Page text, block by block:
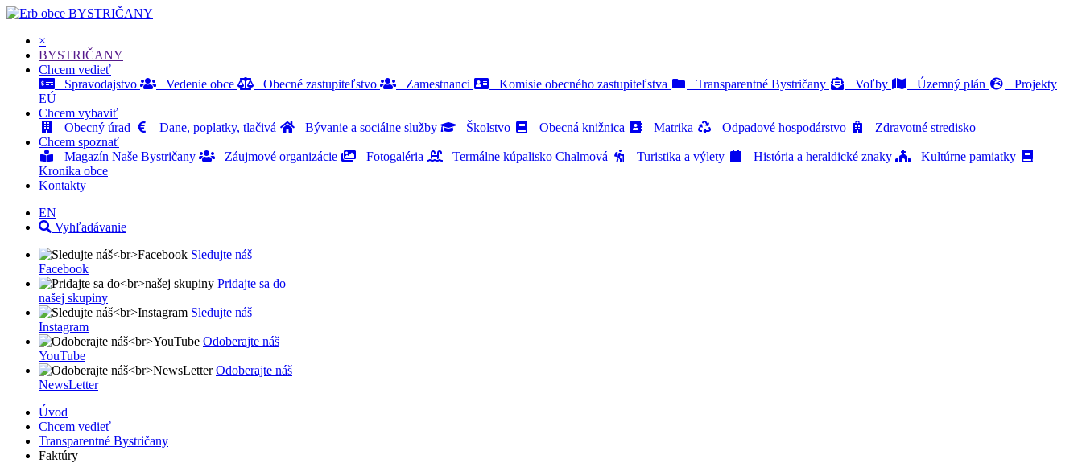
BYSTRIČANY
×
BYSTRIČANY
Chcem vedieť
Spravodajstvo
Vedenie obce Obecné zastupiteľstvo Zamestnanci Komisie obecného zastupiteľstva Transparentné Bystričany Voľby Územný plán
Projekty
EÚ
Chcem vybaviť
Obecný úrad
Dane, poplatky, tlačivá Bývanie a sociálne služby Školstvo Obecná knižnica Matrika Odpadové hospodárstvo
Zdravotné stredisko
Chcem spoznať
Magazín Naše Bystričany
Záujmové organizácie Fotogaléria Termálne kúpalisko Chalmová Turistika a výlety História a heraldické znaky
Kultúrne pamiatky
Kronika obce
Kontakty
EN
Vyhľadávanie
Sledujte náš
Facebook
Pridajte sa do
našej skupiny
Sledujte náš
Instagram
Odoberajte náš
YouTube
Odoberajte náš
NewsLetter
Úvod
Chcem vedieť
Transparentné Bystričany
Faktúry